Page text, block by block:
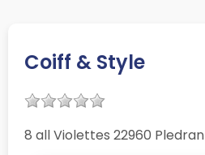
Coiff & Style
8 all Violettes 22960 Pledran